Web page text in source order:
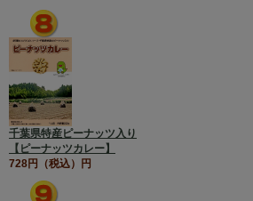
千葉県特産ピーナッツ入り
【ピーナッツカレー】
728円（税込）円